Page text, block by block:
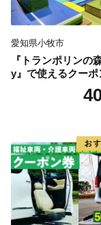
愛知県小牧市
『トランポリンの
y』で使えるクーポ